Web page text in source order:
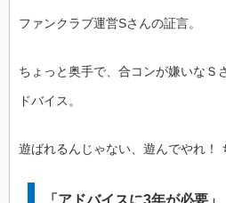
ファンクラブ運営Sさんの証言。
ちょっと奥手で、合コンが嫌いなＳ
ドバイス。
遊ばれるんじゃない、遊んでやれ！